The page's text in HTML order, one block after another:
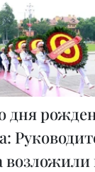
дня